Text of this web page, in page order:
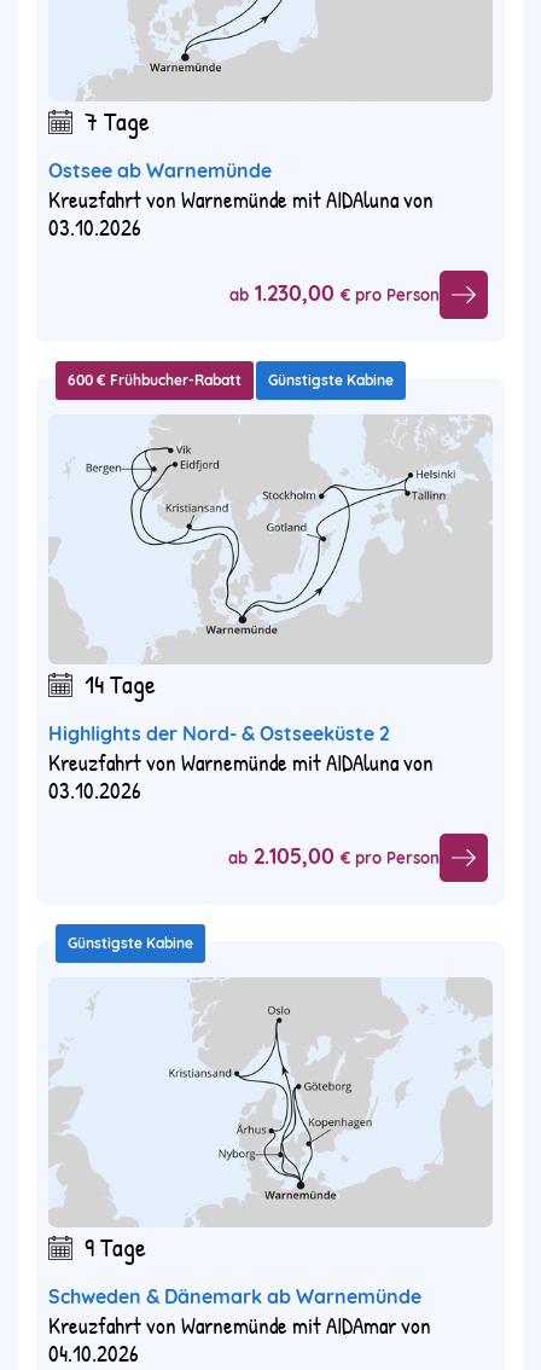
7 Tage
Ostsee ab Warnemünde
Kreuzfahrt von Warnemünde mit AIDAluna von
03.10.2026
ab 1.230,00 € pro Person
600 € Frühbucher-Rabatt Günstigste Kabine
14 Tage
Highlights der Nord- & Ostseeküste 2
Kreuzfahrt von Warnemünde mit AIDAluna von
03.10.2026
ab 2.105,00 € pro Person
Günstigste Kabine
9 Tage
Schweden & Dänemark ab Warnemünde
Kreuzfahrt von Warnemünde mit AIDAmar von
04.10.2026